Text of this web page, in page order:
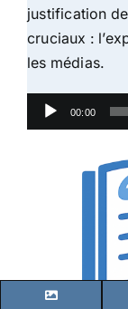
justification
cruciaux :
les médias.
Lecteur
audio
00:00